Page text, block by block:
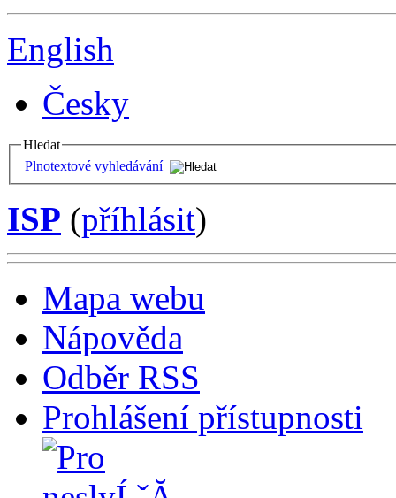
English
Česky
Hledat
Plnotextové vyhledávání
ISP (příhlásit)
Mapa webu
Nápověda
Odběr RSS
Prohlášení přístupnosti